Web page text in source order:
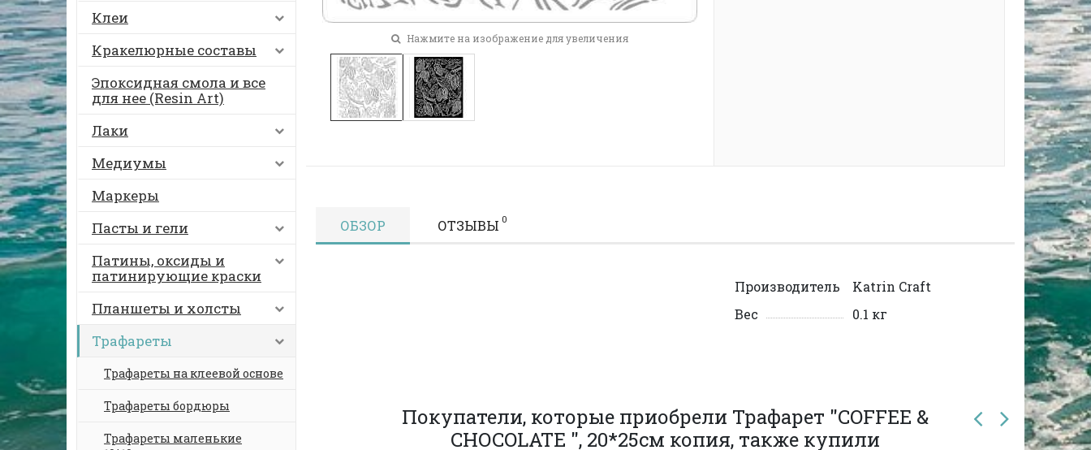
Клеи
Кракелюрные составы
Эпоксидная смола и все
для нее (Resin Art)
Лаки
Медиумы
Маркеры
Пасты и гели
Патины, оксиды и
патинирующие краски
Планшеты и холсты
Трафареты
Трафареты на клеевой основе
Трафареты бордюры
Трафареты маленькие
Нажмите на изображение для увеличения
ОБЗОР ОТЗЫВЫ 0
Производитель
Katrin Craft
Вес
0.1 кг
Покупатели, которые приобрели Трафарет "COFFEE &
CHOCOLATE ", 20*25см копия, также купили